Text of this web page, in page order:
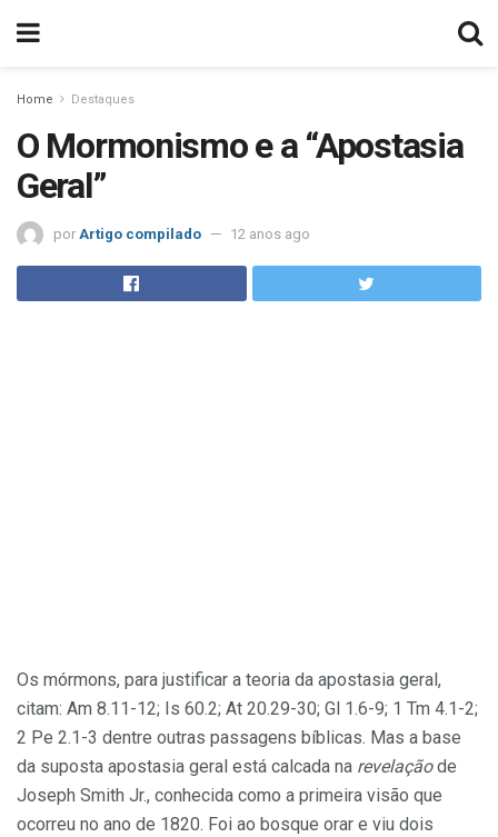
Home Destaques
O Mormonismo e a “Apostasia
Geral”
por Artigo compilado 12 anos ago
Os mórmons, para justificar a teoria da apostasia geral,
citam: Am 8.11-12; Is 60.2; At 20.29-30; Gl 1.6-9; 1 Tm 4.1-2;
2 Pe 2.1-3 dentre outras passagens bíblicas. Mas a base
da suposta apostasia geral está calcada na revelaçãode
Joseph Smith Jr., conhecida como a primeira visão que
ocorreu no ano de 1820. Foi ao bosque orar e viu dois